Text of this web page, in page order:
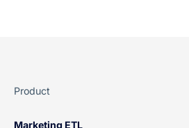
Product
Marketing ETL